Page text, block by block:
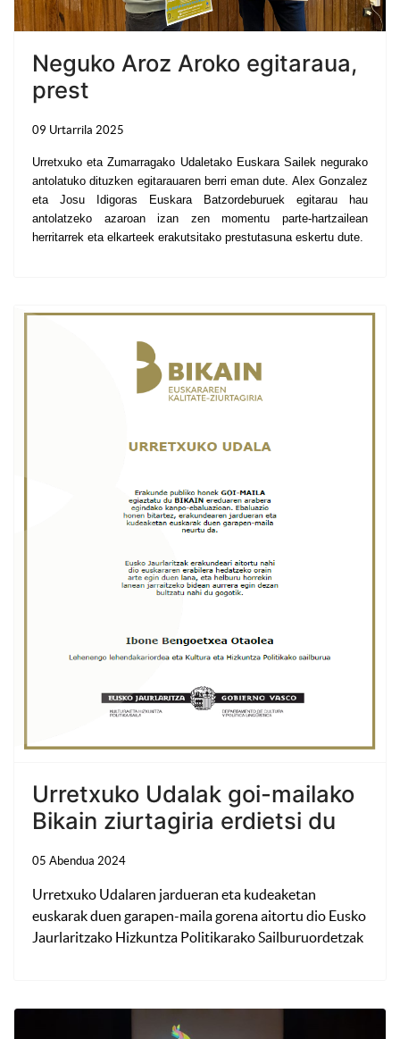
Neguko Aroz Aroko egitaraua,
prest
09 Urtarrila 2025
Urretxuko eta Zumarragako Udaletako Euskara Sailek negurako
antolatuko dituzken egitarauaren berri eman dute. Alex Gonzalez
eta Josu Idigoras Euskara Batzordeburuek egitarau hau
antolatzeko azaroan izan zen momentu parte-hartzailean
herritarrek eta elkarteek erakutsitako prestutasuna eskertu dute.
Urretxuko Udalak goi-mailako
Bikain ziurtagiria erdietsi du
05 Abendua 2024
Urretxuko Udalaren jardueran eta kudeaketan
euskarak duen garapen-maila gorena aitortu dio Eusko
Jaurlaritzako Hizkuntza Politikarako Sailburuordetzak